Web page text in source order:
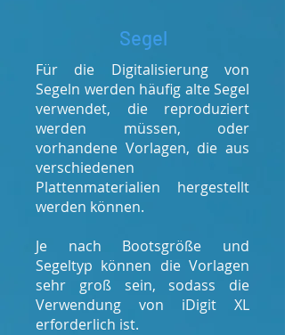
Segel
Für die Digitalisierung von
Segeln werden häufig alte Segel
verwendet, die reproduziert
werden müssen, oder
vorhandene Vorlagen, die aus
verschiedenen
Plattenmaterialien hergestellt
werden können.
Je nach Bootsgröße und
Segeltyp können die Vorlagen
sehr groß sein, sodass die
Verwendung von iDigit XL
erforderlich ist.